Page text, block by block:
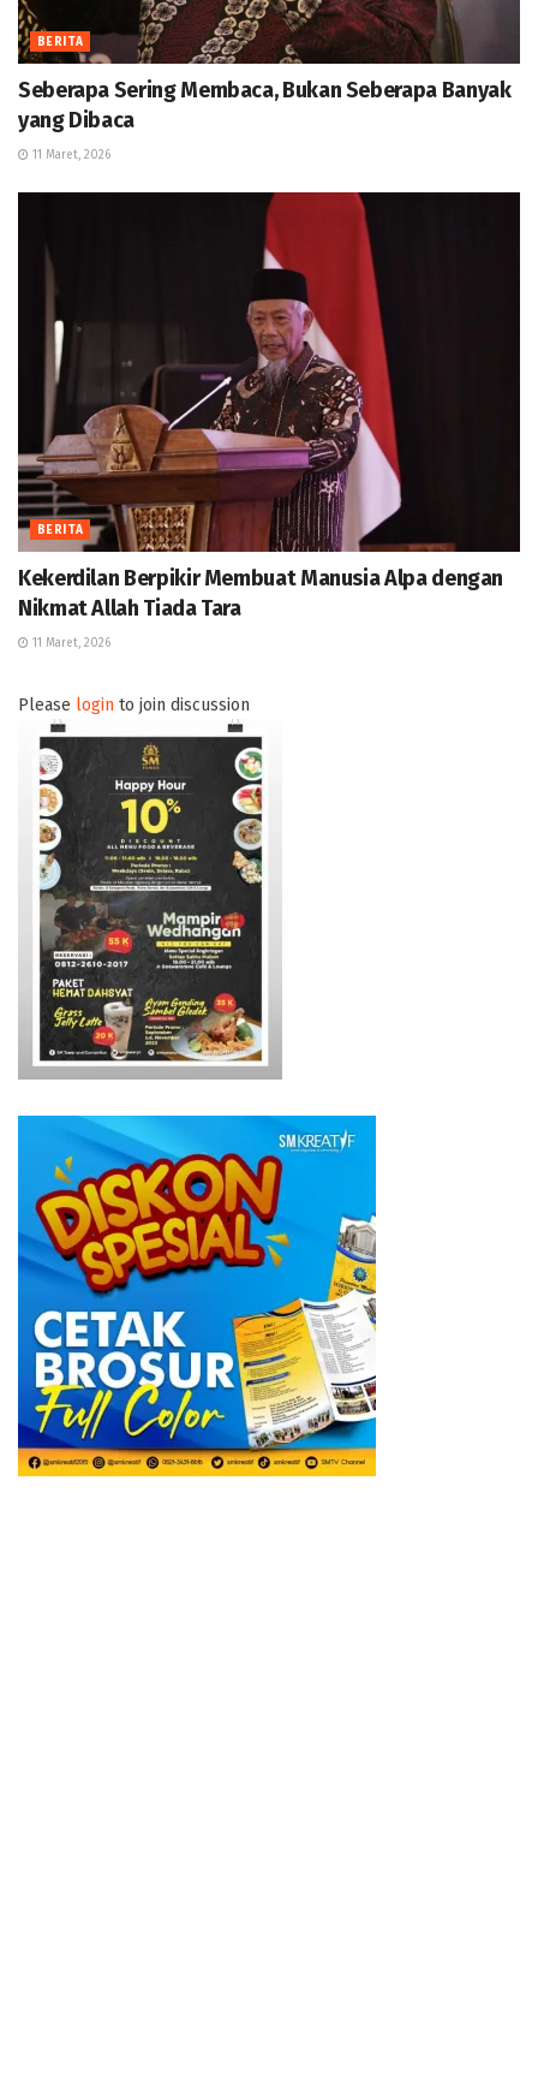
BERITA
Seberapa Sering Membaca, Bukan Seberapa Banyak
yang Dibaca
11 Maret, 2026
BERITA
Kekerdilan Berpikir Membuat Manusia Alpa dengan
Nikmat Allah Tiada Tara
11 Maret, 2026
Please login to join discussion